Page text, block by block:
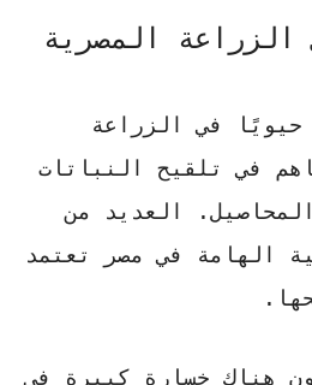
المصرية
في الزراعة
في تلقيح النباتات
العديد من
الهامة في مصر تعتمد
هناك خسارة كبيرة في